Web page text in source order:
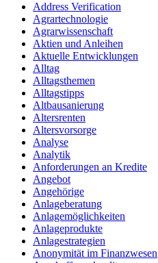
Address Verification
Agrartechnologie
Agrarwissenschaft
Aktien und Anleihen
Aktuelle Entwicklungen
Alltag
Alltagsthemen
Alltagstipps
Altbausanierung
Altersrenten
Altersvorsorge
Analyse
Analytik
Anforderungen an Kredite
Angebot
Angehörige
Anlageberatung
Anlagemöglichkeiten
Anlageprodukte
Anlagestrategien
Anonymität im Finanzwesen